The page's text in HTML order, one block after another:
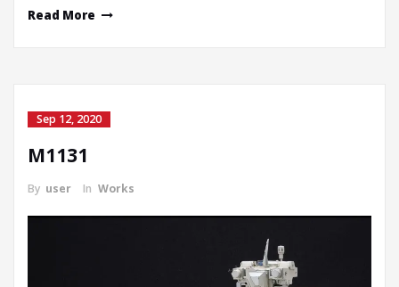
Read More
Sep 12, 2020
M1131
By user In Works